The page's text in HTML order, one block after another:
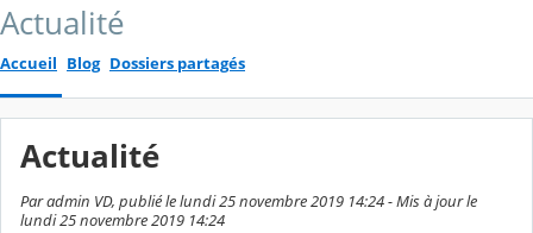
Actualité
Accueil Blog Dossiers partagés
Actualité
Par admin VD, publié le lundi 25 novembre 2019 14:24 - Mis à jour le
lundi 25 novembre 2019 14:24